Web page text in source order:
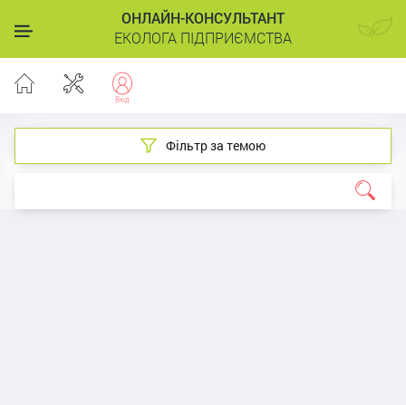
ОНЛАЙН-КОНСУЛЬТАНТ
ЕКОЛОГА ПІДПРИЄМСТВА
Фільтр за темою